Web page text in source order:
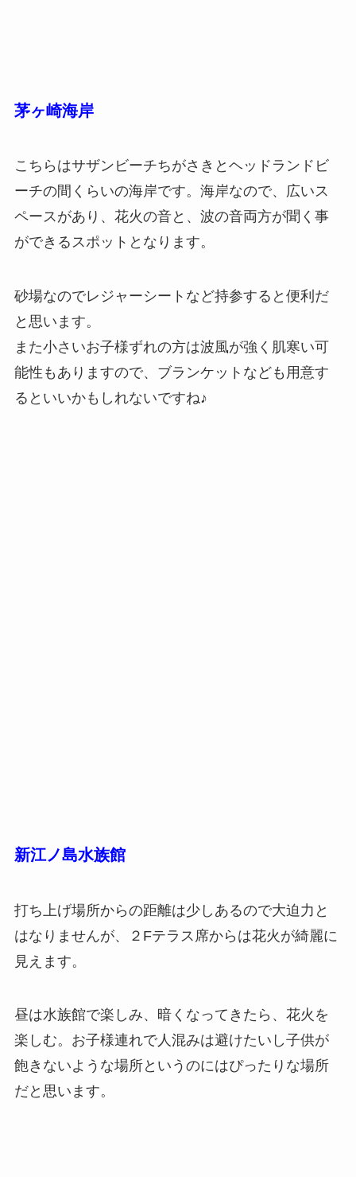
茅ヶ崎海岸
こちらはサザンビーチちがさきとヘッドランドビ
ーチの間くらいの海岸です。海岸なので、広いス
ペースがあり、花火の音と、波の音両方が聞く事
ができるスポットとなります。
砂場なのでレジャーシートなど持参すると便利だ
と思います。
また小さいお子様ずれの方は波風が強く肌寒い可
能性もありますので、ブランケットなども用意す
るといいかもしれないですね♪
新江ノ島水族館
打ち上げ場所からの距離は少しあるので大迫力と
はなりませんが、２Fテラス席からは花火が綺麗に
見えます。
昼は水族館で楽しみ、暗くなってきたら、花火を
楽しむ。お子様連れで人混みは避けたいし子供が
飽きないような場所というのにはぴったりな場所
だと思います。